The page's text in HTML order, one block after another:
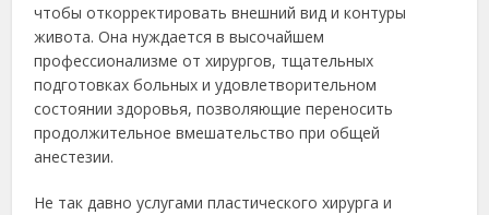
чтобы откорректировать внешний вид и контуры
живота. Она нуждается в высочайшем
профессионализме от хирургов, тщательных
подготовках больных и удовлетворительном
состоянии здоровья, позволяющие переносить
продолжительное вмешательство при общей
анестезии.
Не так давно услугами пластического хирурга и